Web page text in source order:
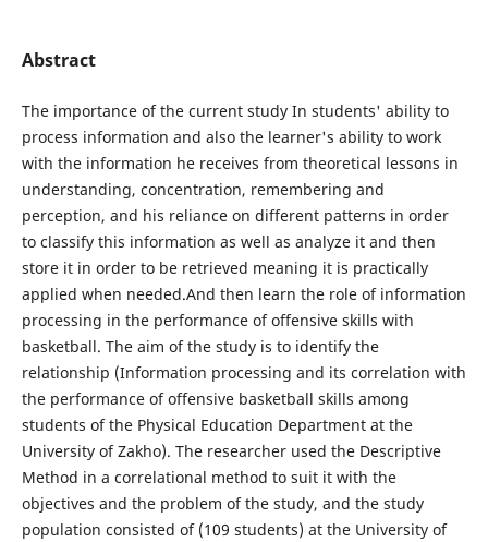
Abstract
The importance of the current study In students' ability to
process information and also the learner's ability to work
with the information he receives from theoretical lessons in
understanding, concentration, remembering and
perception, and his reliance on different patterns in order
to classify this information as well as analyze it and then
store it in order to be retrieved meaning it is practically
applied when needed.And then learn the role of information
processing in the performance of offensive skills with
basketball. The aim of the study is to identify the
relationship (Information processing and its correlation with
the performance of offensive basketball skills among
students of the Physical Education Department at the
University of Zakho). The researcher used the Descriptive
Method in a correlational method to suit it with the
objectives and the problem of the study, and the study
population consisted of (109 students) at the University of